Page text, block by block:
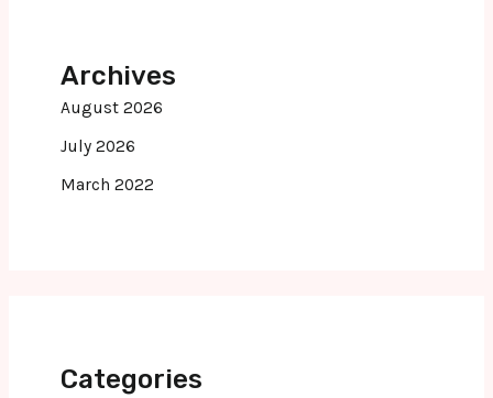
Archives
August 2026
July 2026
March 2022
Categories